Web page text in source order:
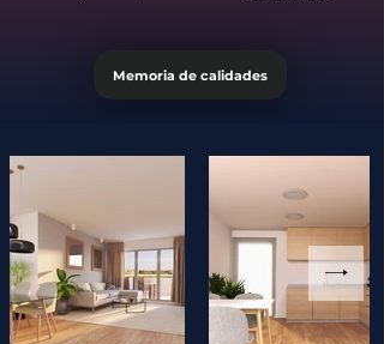
Memoria de calidades